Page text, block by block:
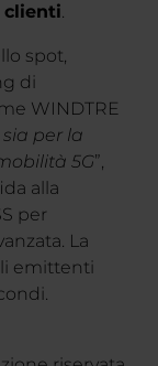
clienti.
spot,
di
WINDTRE
per la
5G”,
alla
per
La
emittenti